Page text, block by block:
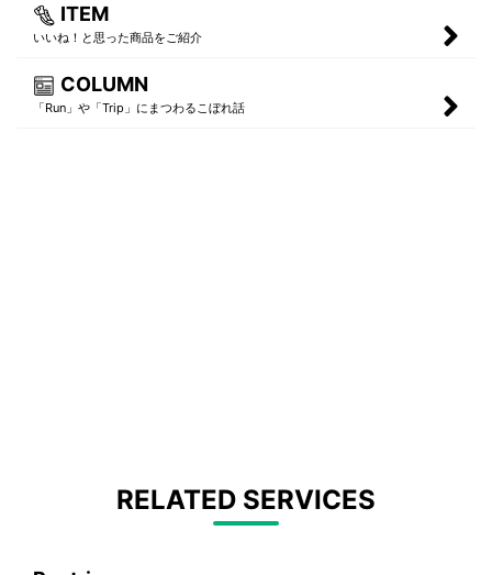
ITEM
いいね！と思った商品をご紹介
COLUMN
「Run」や「Trip」にまつわるこぼれ話
RELATED SERVICES